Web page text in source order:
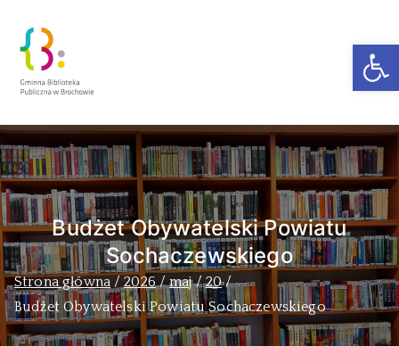
Author
Budżet Obywatelski Powiatu
Sochaczewskiego
Strona główna 2026 maj
20
Budżet Obywatelski Powiatu Sochaczewskiego